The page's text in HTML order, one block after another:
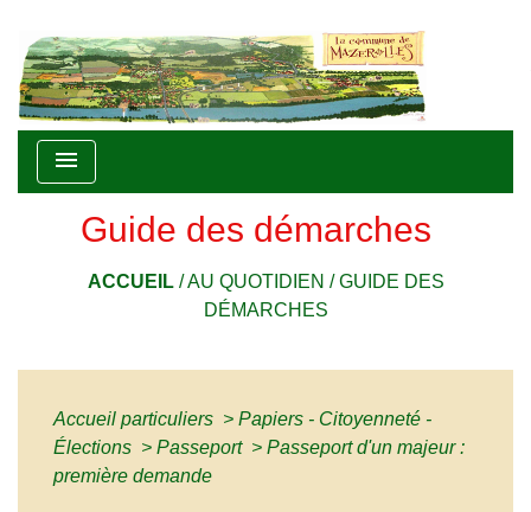
menu
Guide des démarches
ACCUEIL/AU QUOTIDIEN /GUIDE DES
DÉMARCHES
Accueil particuliers > Papiers - Citoyenneté -
Élections > Passeport > Passeport d'un majeur :
première demande